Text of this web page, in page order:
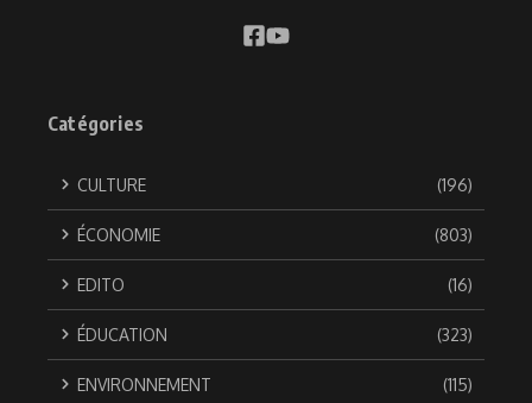
Catégories
CULTURE (196)
ÉCONOMIE (803)
EDITO (16)
ÉDUCATION (323)
ENVIRONNEMENT (115)